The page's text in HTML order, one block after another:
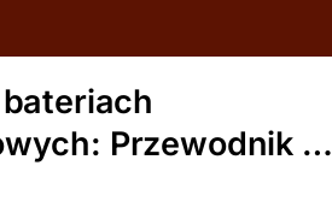
Przewodnik po
i wyborze